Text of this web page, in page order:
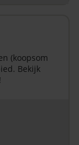
(koopsom
Bekijk